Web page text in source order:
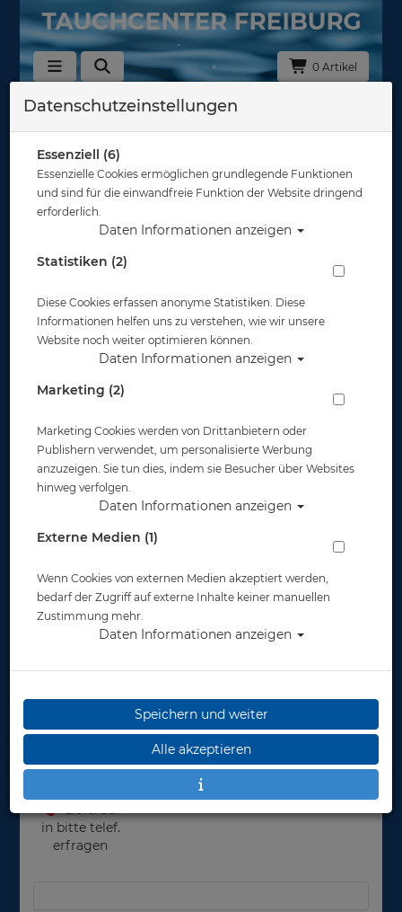
0 Artikel
Zurück
Apeks Backplate - Edelstahl
Artikelnr.: apk-BT115113
Herstellerpreis: 239,00 €
239,00 €*
Lieferbar
in bitte telef.
erfragen
Datenschutzeinstellungen
Essenziell (6)
Essenzielle Cookies ermöglichen grundlegende Funktionen
und sind für die einwandfreie Funktion der Website dringend
erforderlich.
Daten Informationen anzeigen
Statistiken (2)
Diese Cookies erfassen anonyme Statistiken. Diese
Informationen helfen uns zu verstehen, wie wir unsere
Website noch weiter optimieren können.
Daten Informationen anzeigen
Marketing (2)
Marketing Cookies werden von Drittanbietern oder
Publishern verwendet, um personalisierte Werbung
anzuzeigen. Sie tun dies, indem sie Besucher über Websites
hinweg verfolgen.
Daten Informationen anzeigen
Externe Medien (1)
Wenn Cookies von externen Medien akzeptiert werden,
bedarf der Zugriff auf externe Inhalte keiner manuellen
Zustimmung mehr.
Daten Informationen anzeigen
Speichern und weiter
Alle akzeptieren